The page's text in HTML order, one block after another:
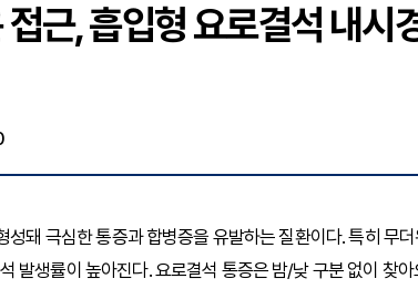
근, 흡입형 요로결석 내시
돼 극심한 통증과 합병증을 유발하는 질환이다. 특히 무
발생률이 높아진다. 요로결석 통증은 밤/낮 구분 없이 찾